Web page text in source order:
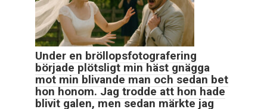
Under en bröllopsfotografering
började plötsligt min häst gnägga
mot min blivande man och sedan bet
hon honom. Jag trodde att hon hade
blivit galen, men sedan märkte jag